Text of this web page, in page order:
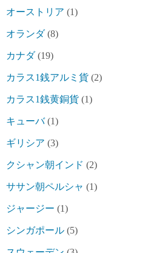
オーストリア (1)
オランダ(8)
カナダ(19)
カラス1銭アルミ貨 (2)
カラス1銭黄銅貨 (1)
キューバ(1)
ギリシア (3)
クシャン朝インド (2)
ササン朝ペルシャ (1)
ジャージー (1)
シンガポール (5)